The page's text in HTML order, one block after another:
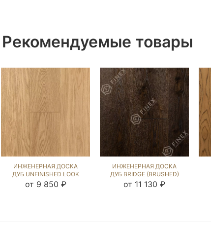
Рекомендуемые товары
ИНЖЕНЕРНАЯ ДОСКА
ДУБ UNFINISHED LOOK
UNI (BRUSHED) 869052
от 9 850 ₽
ИНЖЕНЕРНАЯ ДОСКА
ДУБ BRIDGE (BRUSHED)
570931
от 11 130 ₽